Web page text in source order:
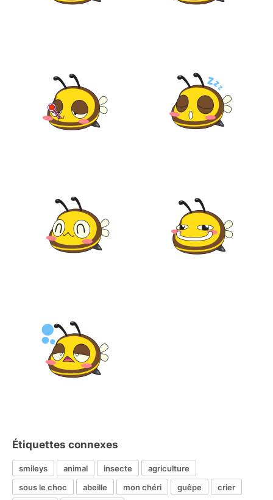
Étiquettes connexes
smileys animal insecte
agriculture
sous le choc
abeille mon chéri guêpe
crier